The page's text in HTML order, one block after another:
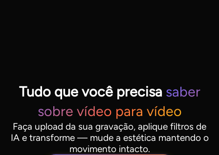
Tudo que você precisa saber
sobre vídeo para vídeo
Faça upload da sua gravação, aplique filtros de
IA e transforme — mude a estética mantendo o
movimento intacto.